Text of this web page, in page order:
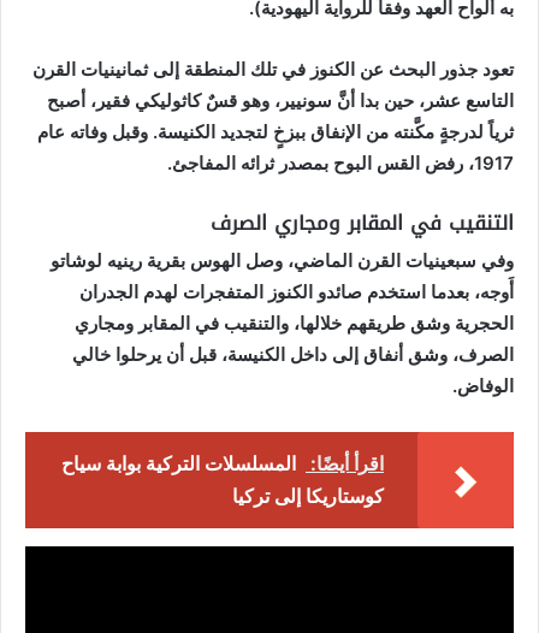
به ألواح العهد وفقاً للرواية اليهودية).
تعود جذور البحث عن الكنوز في تلك المنطقة إلى ثمانينيات القرن
التاسع عشر، حين بدا أنَّ سونيير، وهو قسٌ كاثوليكي فقير، أصبح
ثرياً لدرجةٍ مكَّنته من الإنفاق ببزخٍ لتجديد الكنيسة. وقبل وفاته عام
1917، رفض القس البوح بمصدر ثرائه المفاجئ.
التنقيب في المقابر ومجاري الصرف
وفي سبعينيات القرن الماضي، وصل الهوس بقرية رينيه لوشاتو
أَوجه، بعدما استخدم صائدو الكنوز المتفجرات لهدم الجدران
الحجرية وشق طريقهم خلالها، والتنقيب في المقابر ومجاري
الصرف، وشق أنفاق إلى داخل الكنيسة، قبل أن يرحلوا خالي
الوفاض.
اقرأ أيضًا:
المسلسلات التركية بوابة سياح
كوستاريكا إلى تركيا